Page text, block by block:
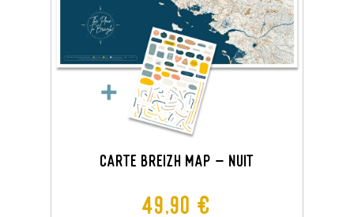
CARTE BREIZH MAP - NUIT
Prix
49,90 €